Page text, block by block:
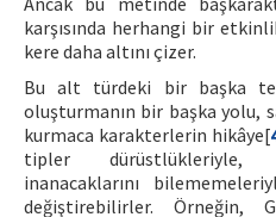
karşısında herhangi bir
kere daha altını çizer.
Bu alt türdeki bir başka
oluşturmanın bir başka yolu,
kurmaca karakterlerin hikâye[
tipler dürüstlükleriyle,
inanacaklarını
değiştirebilirler. Örneğin,